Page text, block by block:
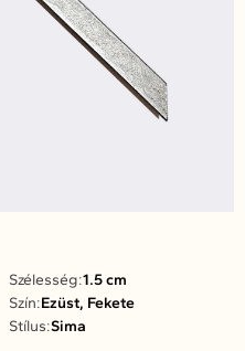
Szélesség:1.5 cm
Szín:Ezüst, Fekete
Stílus:Sima